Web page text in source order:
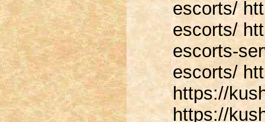
escorts/
escorts/
escorts-
escorts/
https://
https://